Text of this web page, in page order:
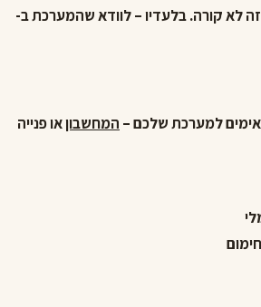
לא קורה. בלעדיו – לוודא שהמערכת ב-
למערכת שלכם – המחשבוןאו פנייה